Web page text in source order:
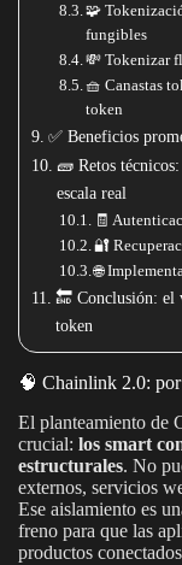
🧩
fungibles
💸 Tokenizar
🧺 Canastas
token
✅ Beneficios
🧱 Retos
escala real
🧾
🔐
🌐
🔚 Conclusión: el
token
🧠 Chainlink 2.0: por
El planteamiento de
crucial: los smart
estructurales. No
externos, servicios
Ese aislamiento es
freno para que las
productos